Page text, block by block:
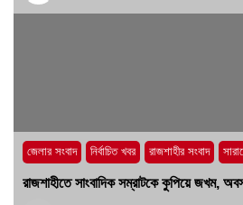
জেলার সংবাদ নির্বাচিত খবর রাজশাহীর সংবাদ
রাজশাহীতে সাংবাদিক সম্রাটকে কুপিয়ে জখম,